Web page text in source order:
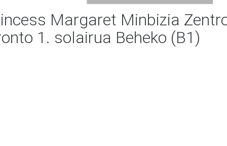
Margaret Minbizia
1. solairua Beheko (B1)